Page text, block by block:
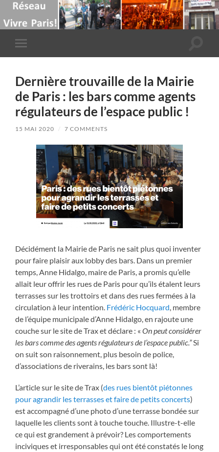
Toggle
mobile
Dernière trouvaille de la Mairie
de Paris : les bars comme agents
régulateurs de l’espace public !
15 MAI 2020 / 7 COMMENTS
Décidément la Mairie de Paris ne sait plus quoi inventer
pour faire plaisir aux lobby des bars. Dans un premier
temps, Anne Hidalgo, maire de Paris, a promis qu’elle
allait leur offrir les rues de Paris pour qu’ils étalent leurs
terrasses sur les trottoirs et dans des rues fermées à la
circulation à leur intention. Frédéric Hocquard , membre
de l’équipe municipale d’Anne Hidalgo, en rajoute une
couche sur le site de Trax et déclare : «On peut considérer
les bars comme des agents régulateurs de l’espace public.”Si
on suit son raisonnement, plus besoin de police,
d’associations de riverains, les bars sont là!
L’article sur le site de Trax (des rues bientôt piétonnes
pour agrandir les terrasses et faire de petits concerts)
est accompagné d’une photo d’une terrasse bondée sur
laquelle les clients sont à touche touche. Illustre-t-elle
ce qui est grandement à prévoir? Les comportements
inciviques et irresponsables qui ont été constatés le long